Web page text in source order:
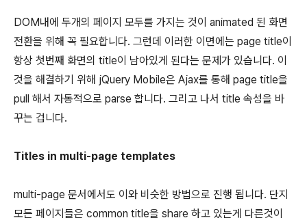
DOM내에 두개의 페이지 모두를 가지는 것이 animated 된 화면
전환을 위해 꼭 필요합니다. 그런데 이러한 이면에는 page title이
항상 첫번째 화면의 title이 남아있게 된다는 문제가 있습니다. 이
것을 해결하기 위해 jQuery Mobile은 Ajax를 통해 page title을
pull 해서 자동적으로 parse 합니다. 그리고 나서 title 속성을 바
꾸는 겁니다.
Titles in multi-page templates
multi-page 문서에서도 이와 비슷한 방법으로 진행 됩니다. 단지
모든 페이지들은 common title을 share 하고 있는게 다른것이